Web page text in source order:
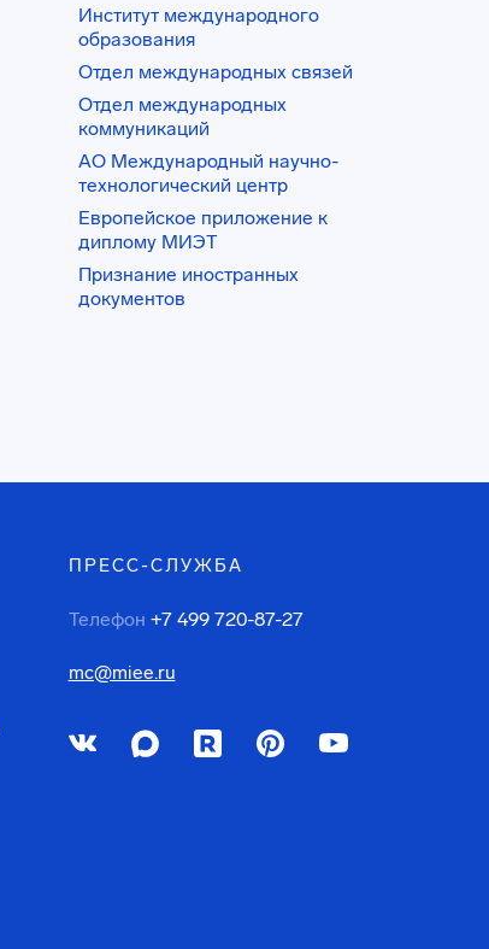
Институт международного
образования
Отдел международных связей
Отдел международных
коммуникаций
АО Международный научно-
технологический центр
Европейское приложение к
диплому МИЭТ
Признание иностранных
документов
ПРЕСС-СЛУЖБА
Телефон +7 499 720-87-27
mc@miee.ru